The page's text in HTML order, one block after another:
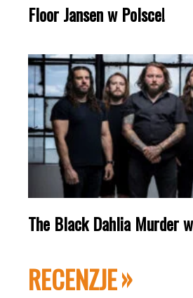
Floor Jansen w Polsce!
The Black Dahlia Murder
RECENZJE